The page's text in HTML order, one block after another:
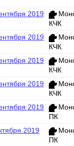
2019
КЧК
2019
КЧК
2019
КЧК
2019
КЧК
2019
ПК
2019
ПК